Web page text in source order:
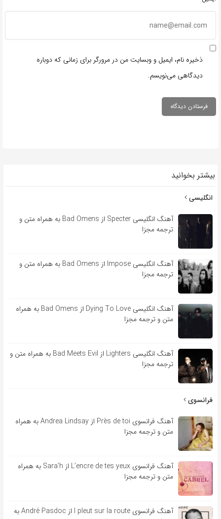
ذخیره نام، ایمیل و وبسایت من در مرورگر برای زمانی که دوباره
دیدگاهی می‌نویسم.
بیشتر بخوانید
انگلیسی
آهنگ انگلیسی Specter از Bad Omens به همراه متن و
ترجمه مجزا
آهنگ انگلیسی Impose از Bad Omens به همراه متن و
ترجمه مجزا
آهنگ انگلیسی Dying To Love از Bad Omens به همراه
متن و ترجمه مجزا
آهنگ انگلیسی Lighters از Bad Meets Evil به همراه متن و
ترجمه مجزا
فرانسوی
آهنگ فرانسوی Près de toi از Andrea Lindsay به همراه
متن و ترجمه مجزا
آهنگ فرانسوی L’encre de tes yeux از Sara’h به همراه
متن و ترجمه مجزا
آهنگ فرانسوی l pleut sur la route از André Pasdoc به